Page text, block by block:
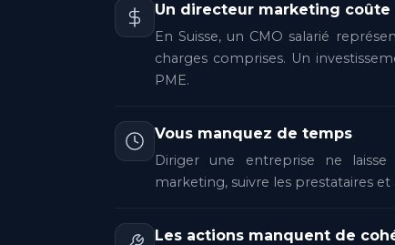
Un directeur marketing coûte
En Suisse, un CMO salarié
charges comprises. Un
PME.
Vous manquez de temps
Diriger une entreprise ne
marketing, suivre les prestataires et
Les actions manquent de